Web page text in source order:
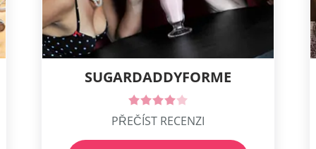
SUGARDADDYFORME
PŘEČÍST RECENZI